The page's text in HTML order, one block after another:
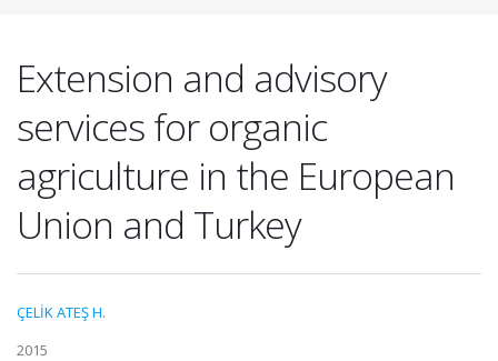
Extension and advisory
services for organic
agriculture in the European
Union and Turkey
ÇELİK ATEŞ H.
2015